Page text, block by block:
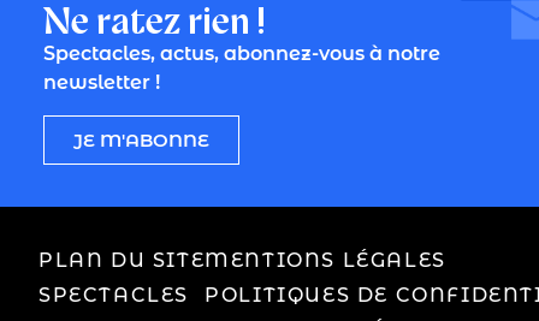
Ne ratez rien !
Spectacles, actus, abonnez-vous à notre
newsletter !
JE M'ABONNE
PLAN DU SITE
SPECTACLES
MENTIONS LÉGALES
POLITIQUES DE